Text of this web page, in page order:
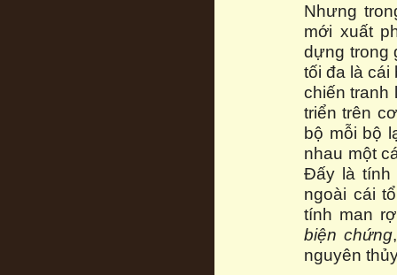
Nhưng
mới xuất
dựng trong
tối đa là cái
chiến
triển trên
bộ mỗi bộ
nhau một
Đấy là tính
ngoài cái
tính man
biện chứng
nguyên